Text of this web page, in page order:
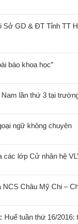
GD & ĐT Tỉnh TT
báo khoa học”
lần thứ 3 tại
ngữ không chuyên
các lớp Cử nhân hệ
Châu Mỹ Chi –
tuần thứ 16/2016: